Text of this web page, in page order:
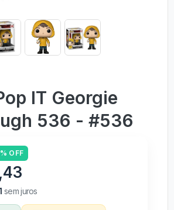
IT Georgie
536 - #536
OFF
sem juros